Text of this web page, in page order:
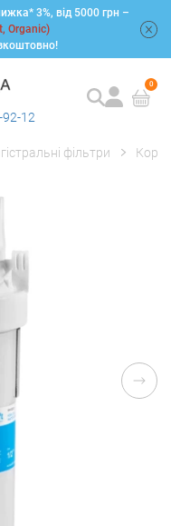
3%, від 5000 грн –
Organic)
12
0
фільтри